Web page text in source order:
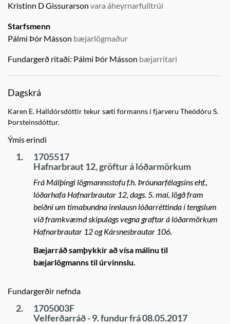
Kristinn D Gissurarson vara áheyrnarfulltrúi
Starfsmenn
Pálmi Þór Másson bæjarlögmaður
Fundargerð ritaði: Pálmi Þór Másson bæjarritari
Dagskrá
Karen E. Halldórsdóttir tekur sæti formanns í fjarveru Theódóru S.
Þorsteinsdóttur.
Ýmis erindi
1.
1705517
Hafnarbraut 12, gröftur á lóðarmörkum
Frá Málþingi lögmannsstofu f.h. Þróunarfélagsins ehf.,
lóðarhafa Hafnarbrautar 12, dags. 5. maí, lögð fram
beiðni um tímabundna innlausn lóðarréttinda í tengslum
við framkvæmd skipulags vegna graftar á lóðarmörkum
Hafnarbrautar 12 og Kársnesbrautar 106.
Bæjarráð samþykkir að vísa málinu til
bæjarlögmanns til úrvinnslu.
Fundargerðir nefnda
2.
1705003F
Velferðarráð - 9. fundur frá 08.05.2017